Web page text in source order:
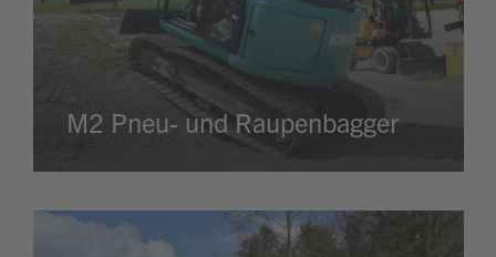
M2 Pneu- und Raupenbagger